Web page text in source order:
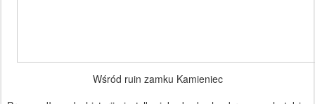
Wśród ruin zamku Kamieniec